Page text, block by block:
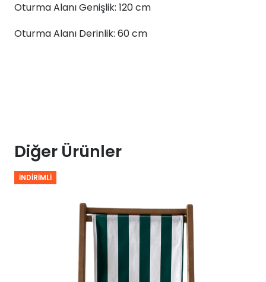
adet
Oturma Alanı Genişlik: 120 cm
Oturma Alanı Derinlik: 60 cm
Diğer Ürünler
İNDIRIMLI